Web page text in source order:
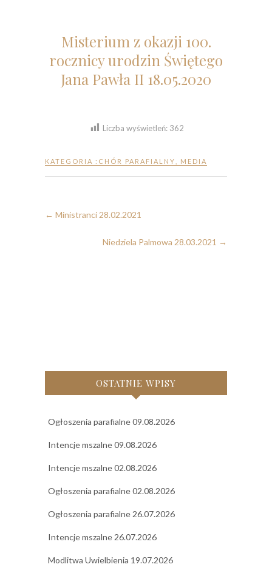
Misterium z okazji 100.
rocznicy urodzin Świętego
Jana Pawła II 18.05.2020
Liczba wyświetleń: 362
KATEGORIA : CHÓR PARAFIALNY MEDIA
← Ministranci 28.02.2021
Niedziela Palmowa 28.03.2021 →
OSTATNIE WPISY
Ogłoszenia parafialne 09.08.2026
Intencje mszalne 09.08.2026
Intencje mszalne 02.08.2026
Ogłoszenia parafialne 02.08.2026
Ogłoszenia parafialne 26.07.2026
Intencje mszalne 26.07.2026
Modlitwa Uwielbienia 19.07.2026